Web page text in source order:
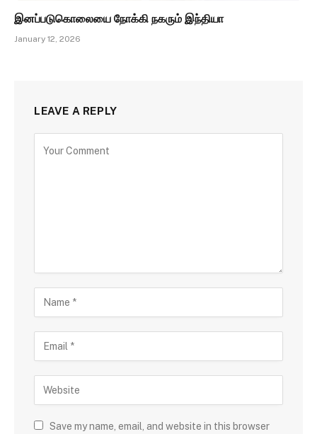
இனப்படுகொலையை நோக்கி நகரும் இந்தியா
January 12, 2026
LEAVE A REPLY
Save my name, email, and website in this browser